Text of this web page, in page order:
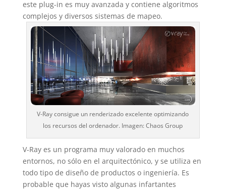
este plug-in es muy avanzada y contiene algoritmos
complejos y diversos sistemas de mapeo.
V-Ray consigue un renderizado excelente optimizando
los recursos del ordenador. Imagen: Chaos Group
V-Ray es un programa muy valorado en muchos
entornos, no sólo en el arquitectónico, y se utiliza en
todo tipo de diseño de productos o ingeniería. Es
probable que hayas visto algunas infartantes